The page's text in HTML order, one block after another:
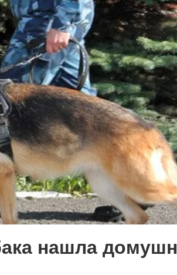
поделиться
для
0
народная
0
нашла